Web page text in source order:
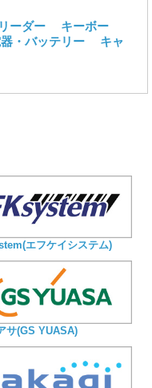
ーダー
キーボー
・バッテリー
キャ
エフケイシステム)
サ(GS YUASA)